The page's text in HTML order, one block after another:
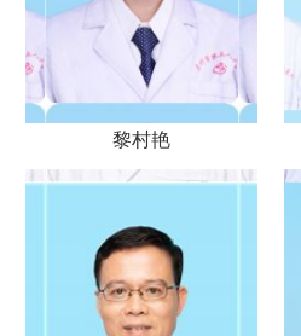
黎村艳